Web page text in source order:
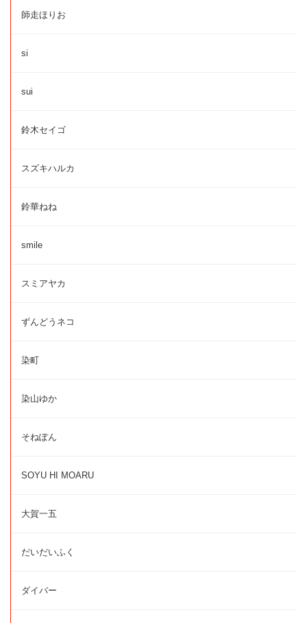
師走ほりお
si
sui
鈴木セイゴ
スズキハルカ
鈴華ねね
smile
スミアヤカ
ずんどうネコ
染町
染山ゆか
そねぽん
SOYU HI MOARU
大賀一五
だいだいふく
ダイバー